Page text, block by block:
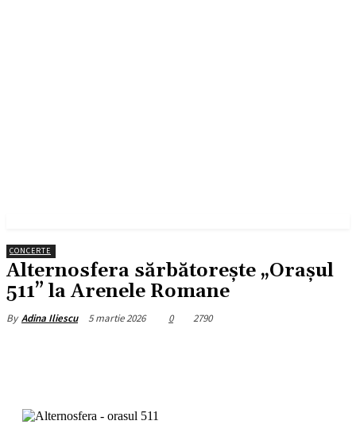
CONCERTE
Alternosfera sărbătorește „Orașul
511” la Arenele Romane
By Adina Iliescu 5 martie 2026 0 2790